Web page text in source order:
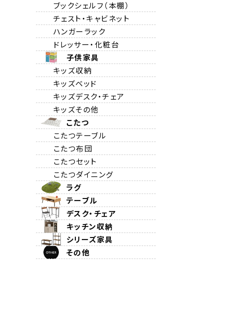
ブックシェルフ（本棚）
チェスト・キャビネット
ハンガーラック
ドレッサー・化粧台
子供家具
キッズ収納
キッズベッド
キッズデスク・チェア
キッズその他
こたつ
こたつテーブル
こたつ布団
こたつセット
こたつダイニング
ラグ
テーブル
デスク・チェア
キッチン収納
シリーズ家具
その他